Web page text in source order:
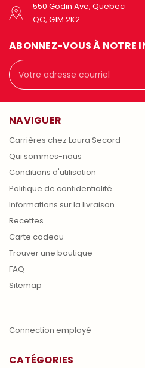
550 Godin Ave, Quebec
QC, G1M 2K2
ABONNEZ-VOUS À NOTRE
Adresse
courriel
NAVIGUER
Carrières chez Laura Secord
Qui sommes-nous
Conditions d'utilisation
Politique de confidentialité
Informations sur la livraison
Recettes
Carte cadeau
Trouver une boutique
FAQ
Sitemap
Connection employé
CATÉGORIES